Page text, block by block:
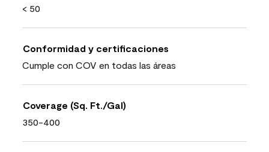
< 50
Conformidad y certificaciones
Cumple con COV en todas las áreas
Coverage (Sq. Ft./Gal)
350-400